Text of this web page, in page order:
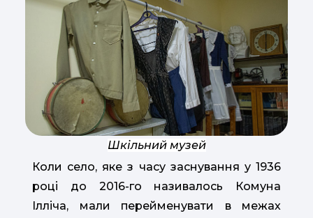
Шкільний музей
Коли село, яке з часу заснування у 1936
році до 2016-го називалось Комуна
Ілліча, мали перейменувати в межах